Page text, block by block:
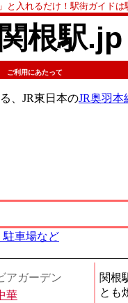
と入れるだけ！駅街ガイド
根駅.jp
ご利用にあたって
、JR東日本のJR奥羽本
駐車場など
アガーデン
華
関根
とも